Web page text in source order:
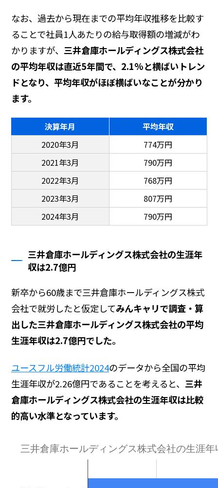
なお、過去から現在までの平均年収推移を比較す
ることで社員1人あたりの給与取得額の増減がわ
かりますが、 三井倉庫ホールディングス株式会社
の平均年収は直近5年間で、2.1%と横ばいトレン
ドとなり、平均年収がほぼ横ばいなことが分かり
ます。
決算年月
平均年収
2020年3月
774万円
2021年3月
790万円
2022年3月
768万円
2023年3月
807万円
2024年3月
790万円
三井倉庫ホールディングス株式会社の生涯年
収は2.7億円
新卒から60歳まで三井倉庫ホールディングス株式
会社で就労したと仮定してみんキャリで調査・算
出した三井倉庫ホールディングス株式会社の平均
生涯年収は2.7億円でした。
ユースフル労働統計2024のデータから全国の平均
生涯年収が2.26億円であることを考えると、 三井
倉庫ホールディングス株式会社の生涯年収は比較
的高い水準となっています。